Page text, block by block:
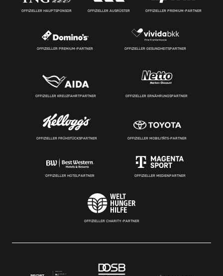
OFFIZIELLER HAUPTSPONSOR OFFIZIELLER AUSRÜSTER OFFIZIELLER PREMIUM-PARTNER
OFFIZIELLER PREMIUM-PARTNER OFFIZIELLER GESUNDHEITSPARTNER
OFFIZIELLER KREUZFAHRTPARTNER OFFIZIELLER ERNÄHRUNGSPARTNER
OFFIZIELLER FRÜHSTÜCKSPARTNER OFFIZIELLER MOBILITÄTS-PARTNER
OFFIZIELLER HOTELPARTNER OFFIZIELLER MEDIENPARTNER
OFFIZIELLER CHARITY-PARTNER